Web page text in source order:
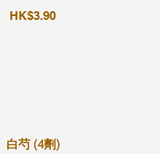
HK$3.90
白芍 (4劑)